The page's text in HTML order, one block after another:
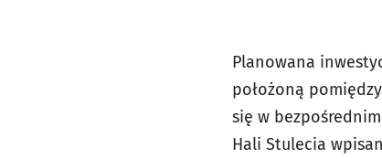
Planowana
położoną
się w
Hali Stulecia